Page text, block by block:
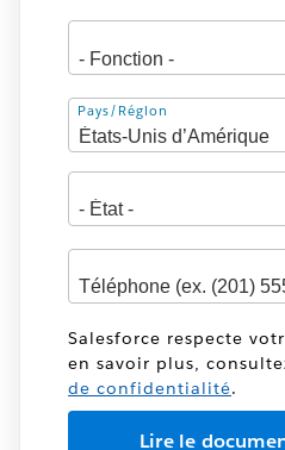
Adresse
Pays/Région
Salesforce respecte
en savoir plus,
de confidentialité.